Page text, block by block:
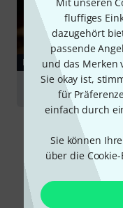
fluffiges
dazugehört
passende
und das Merken
Sie okay ist,
für
einfach durch
Sie können
über die
RATGEBER